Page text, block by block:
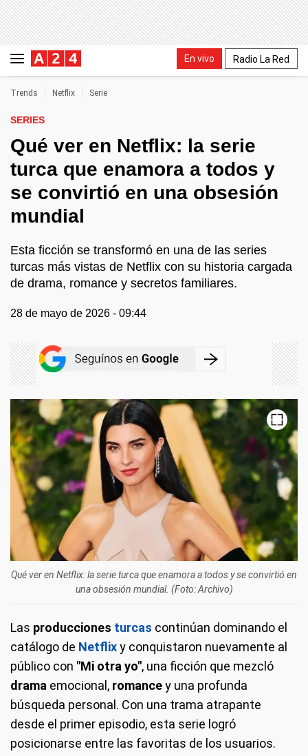
En vivo Radio La Red
Trends Netflix Serie
SERIES
Qué ver en Netflix: la serie
turca que enamora a todos y
se convirtió en una obsesión
mundial
Esta ficción se transformó en una de las series
turcas más vistas de Netflix con su historia cargada
de drama, romance y secretos familiares.
28 de mayo de 2026 - 09:44
Qué ver en Netflix: la serie turca que enamora a todos y se convirtió en
una obsesión mundial. (Foto: Archivo)
Las producciones turcas continúan dominando el
catálogo de Netflixy conquistaron nuevamente al
público con "Mi otra yo", una ficción que mezcló
drama emocional, romancey una profunda
búsqueda personal. Con una trama atrapante
desde el primer episodio, esta serie logró
posicionarse entre las favoritas de los usuarios.